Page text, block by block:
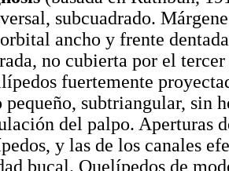
subcuadrado.
ancho y frente
no cubierta por el
fuertemente
pequeño, subtriangular, sin
del palpo. Aperturas
y las de los canales
bucal. Quelípedos de